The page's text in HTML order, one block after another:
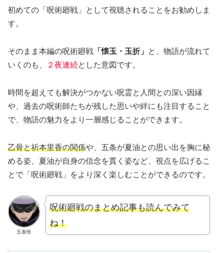
初めての「呪術廻戦」として視聴されることをお勧めしま
す。
そのまま本編の呪術廻戦 「懐玉・玉折」
と、物語が流れて
いくのも、
２夜連続とした意図です。
時間を超えても解決がつかない呪霊と人間との深い因縁
や、過去の呪術師たちが残した思いや絆にも注目すること
で、物語の魅力をより一層感じることができます。
乙骨と祈本里香の関係や、五条が夏油との思い出を胸に秘
める姿、夏油が自身の信念を貫く姿など、視点を広げるこ
とで「呪術廻戦」をより深く楽しむことができるのです。
五条悟
呪術廻戦のまとめ記事も読んでみて
ね！